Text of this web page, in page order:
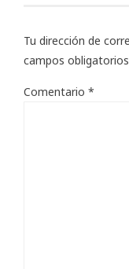
Tu dirección de
campos
Comentario *